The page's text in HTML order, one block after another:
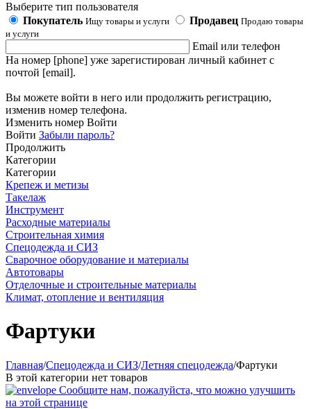
Выберите тип пользователя
Покупатель Ищу товары и услуги Продавец Продаю товары
и услуги
Email или телефон
На номер [phone] уже зарегистирован личный кабинет с
почтой [email].
Вы можете войти в него или продолжить регистрацию,
изменив номер телефона.
Изменить номер Войти
Войти Забыли пароль?
Продолжить
Категории
Категории
Крепеж и метизы
Такелаж
Инструмент
Расходные материалы
Строительная химия
Спецодежда и СИЗ
Сварочное оборудование и материалы
Автотовары
Отделочные и строительные материалы
Климат, отопление и вентиляция
Фартуки
Главная/Спецодежда и СИЗ/Летняя спецодежда/Фартуки
В этой категории нет товаров
Сообщите нам, пожалуйста, что можно улучшить
на этой странице